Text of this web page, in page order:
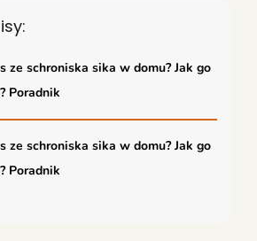
ze schroniska sika w domu? Jak go
Poradnik
ze schroniska sika w domu? Jak go
Poradnik